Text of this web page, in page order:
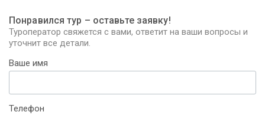
Понравился тур – оставьте заявку!
Туроператор свяжется с вами, ответит на ваши вопросы и
уточнит все детали.
Ваше имя
Телефон